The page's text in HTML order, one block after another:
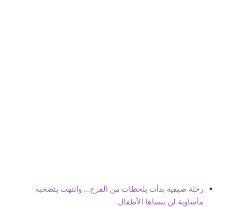
رحلة صيفية بدأت بلحظات من الفرح… وانتهت بتضحية
مأساوية لن ينساها الأطفال.